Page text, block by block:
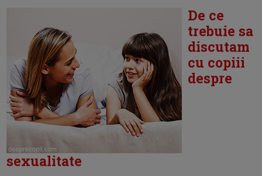
De ce
trebuie sa
discutam
cu copiii
despre
sexualitate